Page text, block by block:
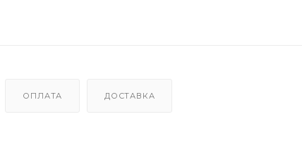
ОПЛАТА ДОСТАВКА